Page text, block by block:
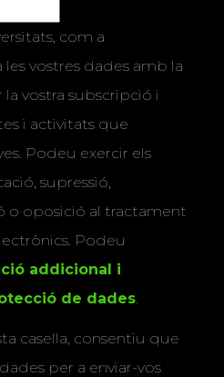
com a
les vostres dades amb la
vostra subscripció i
i activitats que
Podeu exercir els
supressió,
o oposició al tractament
Podeu
addicional i
de dades
casella, consentiu que
per a enviar-vos